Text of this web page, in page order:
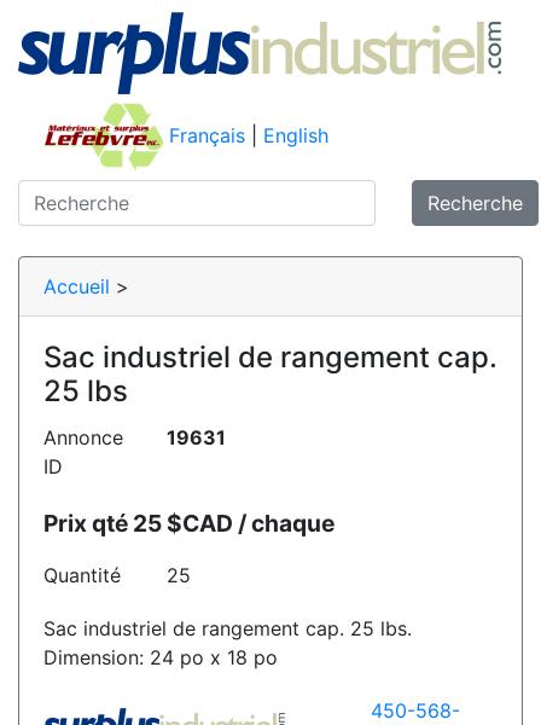
Français English
Recherche
Accueil >
Sac industriel de rangement cap.
25 lbs
Annonce
ID
19631
Prix qté 25 $CAD / chaque
Quantité 25
Sac industriel de rangement cap. 25 lbs.
Dimension: 24 po x 18 po
450-568-